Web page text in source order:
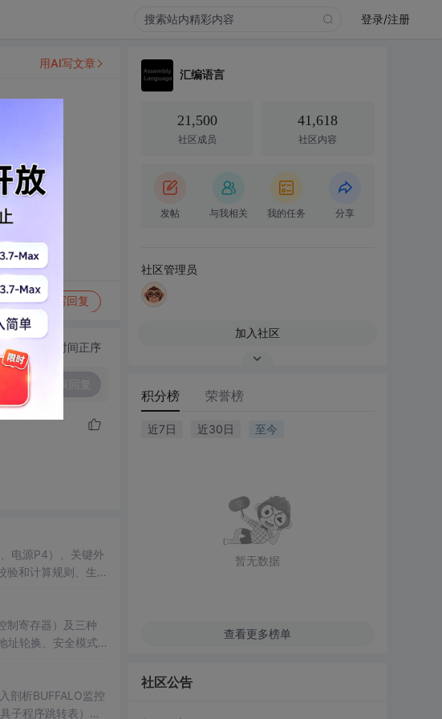
登录/注册
写回复
用AI写文章
切换为时间正序
电源P4）、关键外
验和计算规则、生
制寄存器）及三种
址轮换、安全模式
剖析BUFFALO监控
子程序跳转表）。
汇编语言
21,500
社区成员
41,618
社区内容
发帖 与我相关 我的任务 分享
社区管理员
加入社区
积分榜 荣誉榜
近7日 近30日 至今
暂无数据
查看更多榜单
社区公告